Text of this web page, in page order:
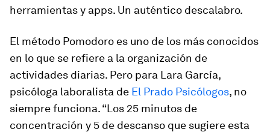
herramientas y apps. Un auténtico descalabro.
El método Pomodoro es uno de los más conocidos
en lo que se refiere a la organización de
actividades diarias. Pero para Lara García,
psicóloga laboralista de El Prado Psicólogos, no
siempre funciona. “Los 25 minutos de
concentración y 5 de descanso que sugiere esta